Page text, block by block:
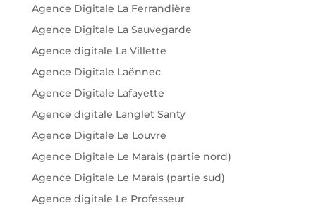
Agence Digitale La Ferrandière
Agence Digitale La Sauvegarde
Agence digitale La Villette
Agence Digitale Laënnec
Agence Digitale Lafayette
Agence digitale Langlet Santy
Agence Digitale Le Louvre
Agence Digitale Le Marais (partie nord)
Agence Digitale Le Marais (partie sud)
Agence digitale Le Professeur